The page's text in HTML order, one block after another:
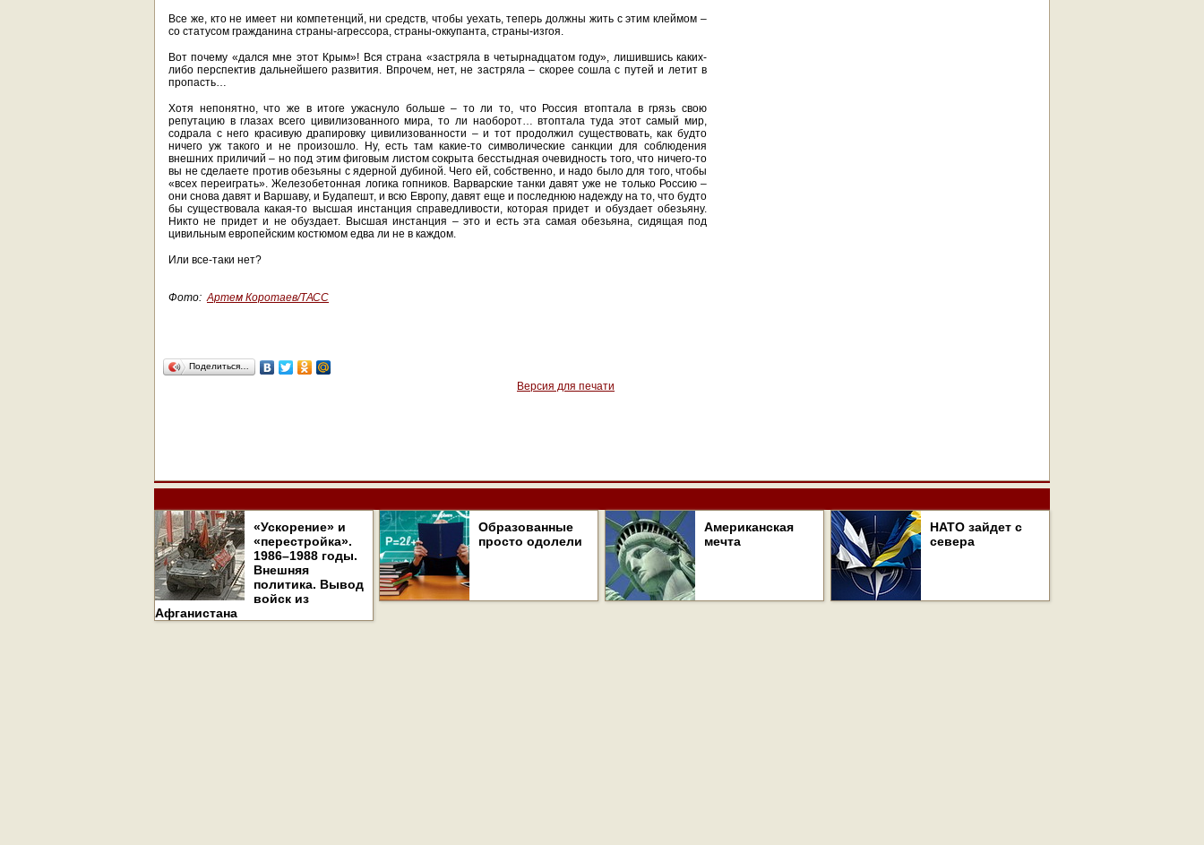
Все же, кто не имеет ни компетенций, ни средств, чтобы уехать, теперь должны жить с этим клеймом –
со статусом гражданина страны-агрессора, страны-оккупанта, страны-изгоя.
Вот почему «дался мне этот Крым»! Вся страна «застряла в четырнадцатом году», лишившись каких-
либо перспектив дальнейшего развития. Впрочем, нет, не застряла – скорее сошла с путей и летит в
пропасть…
Хотя непонятно, что же в итоге ужаснуло больше – то ли то, что Россия втоптала в грязь свою
репутацию в глазах всего цивилизованного мира, то ли наоборот… втоптала туда этот самый мир,
содрала с него красивую драпировку цивилизованности – и тот продолжил существовать, как будто
ничего уж такого и не произошло. Ну, есть там какие-то символические санкции для соблюдения
внешних приличий – но под этим фиговым листом сокрыта бесстыдная очевидность того, что ничего-то
вы не сделаете против обезьяны с ядерной дубиной. Чего ей, собственно, и надо было для того, чтобы
«всех переиграть». Железобетонная логика гопников. Варварские танки давят уже не только Россию –
они снова давят и Варшаву, и Будапешт, и всю Европу, давят еще и последнюю надежду на то, что будто
бы существовала какая-то высшая инстанция справедливости, которая придет и обуздает обезьяну.
Никто не придет и не обуздает. Высшая инстанция – это и есть эта самая обезьяна, сидящая под
цивильным европейским костюмом едва ли не в каждом.
Или все-таки нет?
Фото: Артем Коротаев/ТАСС
Поделиться…
Версия для печати
«Ускорение» и
«перестройка».
1986–1988 годы.
Внешняя
политика. Вывод
войск из
Афганистана
Образованные
просто одолели
Американская
мечта
НАТО зайдет с
севера